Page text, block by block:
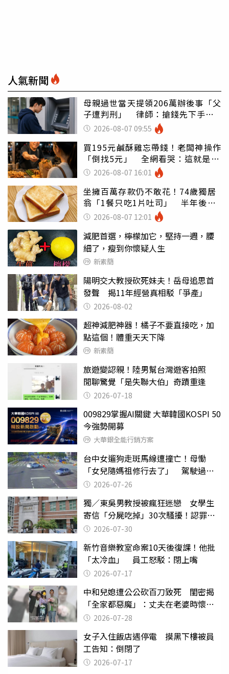
人氣新聞
母親過世當天提領206萬辦後事「父
子遭判刑」 律師：搶錢先下手是
罪 2026-08-07 09:55
買195元鹹酥雞忘帶錢！老闆神操作
「倒找5元」 全網看哭：這就是台
灣 2026-08-07 16:01
坐擁百萬存款仍不敢花！74歲獨居
翁「1餐只吃1片吐司」 半年後暴
瘦嚇壞女兒
2026-08-07 12:01
減肥首選，檸檬加它，堅持一週，腰
細了，瘦到你懷疑人生
新素簡
陽明交大教授砍死妹夫！岳母追思首
發聲 揭11年經營真相駁「爭產」
2026-08-02
超神減肥神器！橘子不要直接吃，加
點這個！體重天天下降
新素簡
旅遊變認親！陸男幫台灣遊客拍照
閒聊驚覺「是失聯大伯」奇蹟重逢
2026-07-18
009829掌握AI關鍵 大華韓國KOSPI 50
今強勢開募
大華銀全能行銷方案
台中女遛狗走斑馬線遭撞亡！母慟
「女兒隨媽祖修行去了」 駕駛過失
致死判9月
2026-07-26
獨／東吳男教授被瘋狂迷戀 女學生
寄信「分屍吃掉」30次騷擾！認罪免
關 2026-07-30
新竹音樂教室命案10天後復課！他批
「太冷血」 員工怒駁：閉上嘴
2026-07-17
中和兒媳遭公公砍百刀致死 閨密揭
「全家都惡魔」：丈夫在老婆時懷孕
摔東西
2026-07-28
女子入住飯店遇停電 摸黑下樓被員
工告知：倒閉了
2026-07-17